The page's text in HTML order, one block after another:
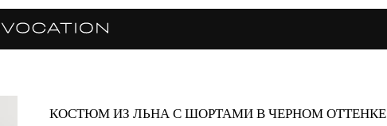
КОСТЮМ ИЗ ЛЬНА С ШОРТАМИ В ЧЕРНОМ ОТТЕНКЕ